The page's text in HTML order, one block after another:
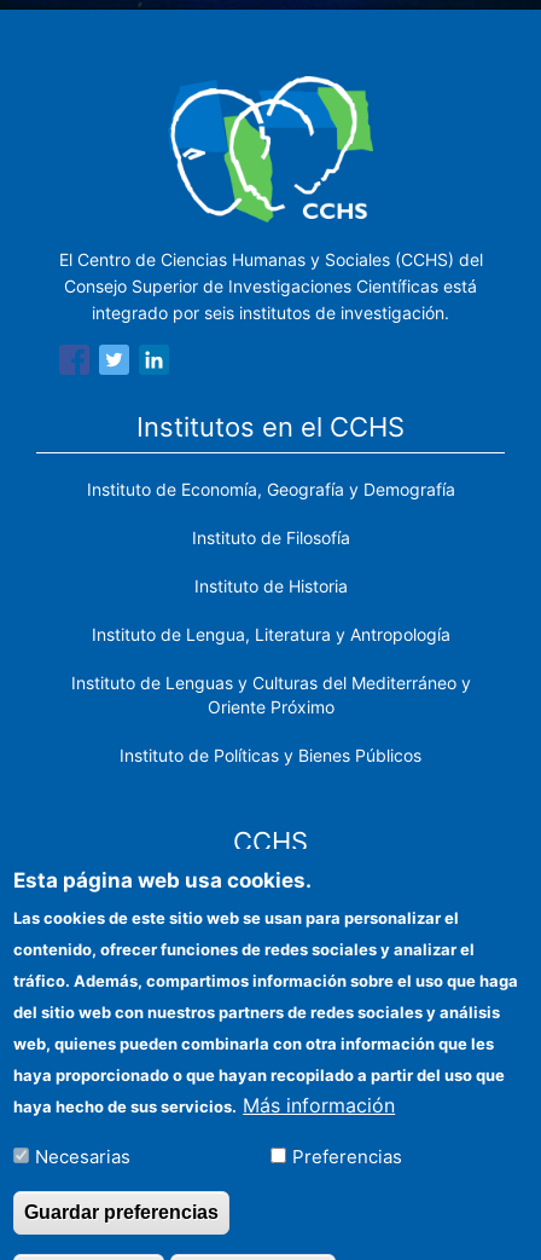
El Centro de Ciencias Humanas y Sociales (CCHS) del
Consejo Superior de Investigaciones Científicas está
integrado por seis institutos de investigación.
Institutos en el CCHS
Instituto de Economía, Geografía y Demografía
Instituto de Filosofía
Instituto de Historia
Instituto de Lengua, Literatura y Antropología
Instituto de Lenguas y Culturas del Mediterráneo y
Oriente Próximo
Instituto de Políticas y Bienes Públicos
CCHS
Identidad institucional
Ayudas FEDER
Organismos financiadores
Contacto
Cómo llegar
Esta página web usa cookies.
Las cookies de este sitio web se usan para personalizar el
contenido, ofrecer funciones de redes sociales y analizar el
tráfico. Además, compartimos información sobre el uso que haga
del sitio web con nuestros partners de redes sociales y análisis
web, quienes pueden combinarla con otra información que les
haya proporcionado o que hayan recopilado a partir del uso que
haya hecho de sus servicios. Más información
Necesarias Preferencias
Guardar preferencias